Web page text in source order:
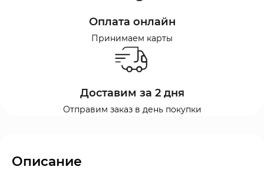
Оплата онлайн
Принимаем карты
Доставим за 2 дня
Отправим заказ в день покупки
Описание